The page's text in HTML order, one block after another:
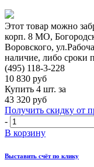
Этот товар можно
корп. 8 МО,
Воровского,
наличие, либо сроки
(495) 118-3-228
10 830 руб
Купить 4 шт. за
43 320 руб
Получить скидку от
-
В корзину
Выставить счёт по клику